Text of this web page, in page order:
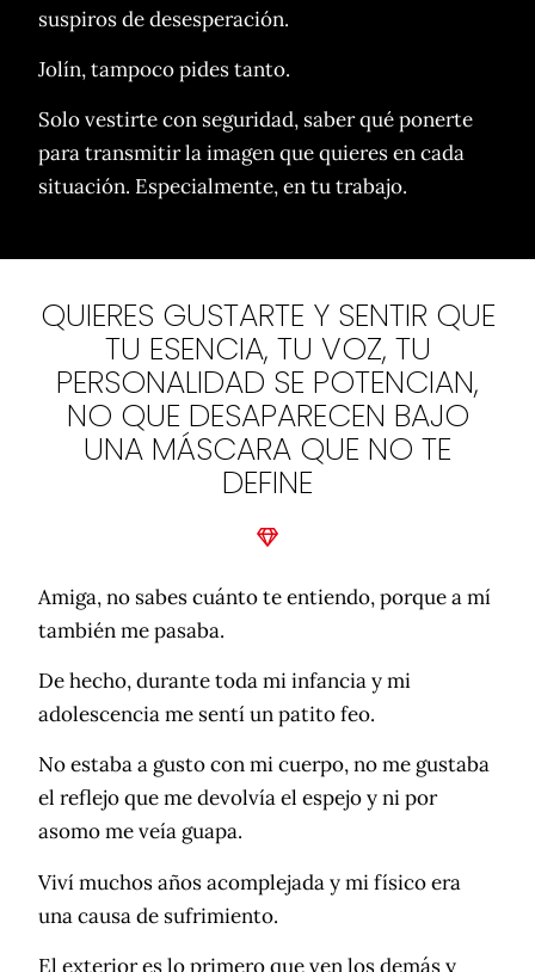
suspiros de desesperación.
Jolín, tampoco pides tanto.
Solo vestirte con seguridad, saber qué ponerte
para transmitir la imagen que quieres en cada
situación. Especialmente, en tu trabajo.
QUIERES GUSTARTE Y SENTIR QUE
TU ESENCIA, TU VOZ, TU
PERSONALIDAD SE POTENCIAN,
NO QUE DESAPARECEN BAJO
UNA MÁSCARA QUE NO TE
DEFINE
Amiga, no sabes cuánto te entiendo, porque a mí
también me pasaba.
De hecho, durante toda mi infancia y mi
adolescencia me sentí un patito feo.
No estaba a gusto con mi cuerpo, no me gustaba
el reflejo que me devolvía el espejo y ni por
asomo me veía guapa.
Viví muchos años acomplejada y mi físico era
una causa de sufrimiento.
El exterior es lo primero que ven los demás y